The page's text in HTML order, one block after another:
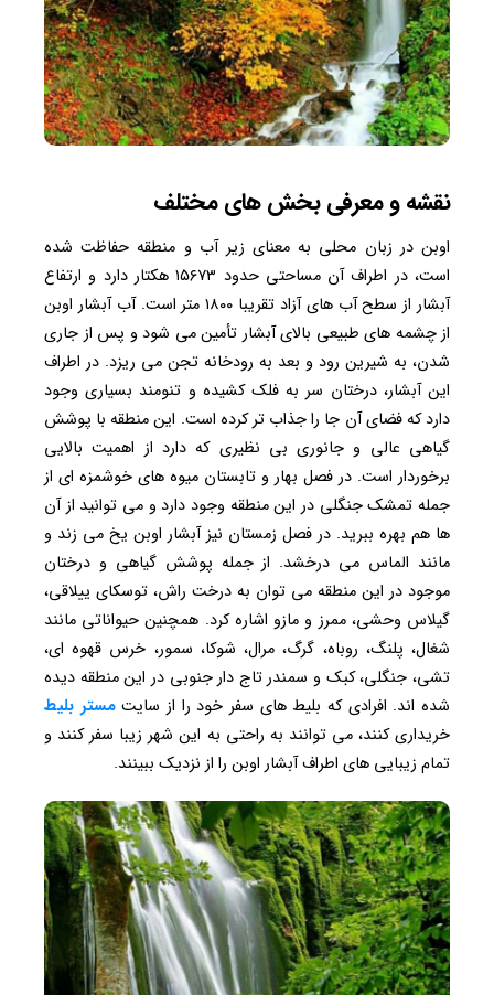
نقشه و معرفی بخش های مختلف
اوبن در زبان محلی به معنای زیر آب و منطقه حفاظت شده
است، در اطراف آن مساحتی حدود ۱۵۶۷۳ هکتار دارد و ارتفاع
آبشار از سطح آب های آزاد تقریبا ۱۸۰۰ متر است. آب آبشار اوبن
از چشمه های طبیعی بالای آبشار تأمین می شود و پس از جاری
شدن، به شیرین رود و بعد به رودخانه تجن می ریزد. در اطراف
این آبشار، درختان سر به فلک کشیده و تنومند بسیاری وجود
دارد که فضای آن جا را جذاب تر کرده است. این منطقه با پوشش
گیاهی عالی و جانوری بی نظیری که دارد از اهمیت بالایی
برخوردار است. در فصل بهار و تابستان میوه های خوشمزه ای از
جمله تمشک جنگلی در این منطقه وجود دارد و می توانید از آن
ها هم بهره ببرید. در فصل زمستان نیز آبشار اوبن یخ می زند و
مانند الماس می درخشد. از جمله پوشش گیاهی و درختان
موجود در این منطقه می توان به درخت راش، توسکای ییلاقی،
گیلاس وحشی، ممرز و مازو اشاره کرد. همچنین حیواناتی مانند
شغال، پلنگ، روباه، گرگ، مرال، شوکا، سمور، خرس قهوه ای،
تشی، جنگلی، کبک و سمندر تاج دار جنوبی در این منطقه دیده
شده اند. افرادی که بلیط های سفر خود را از سایتمستر بلیط
خریداری کنند، می توانند به راحتی به این شهر زیبا سفر کنند و
تمام زیبایی های اطراف آبشار اوبن را از نزدیک ببینند.